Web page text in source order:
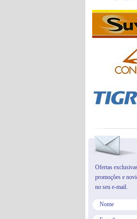
Ofertas
promoções e
no seu e-mail.